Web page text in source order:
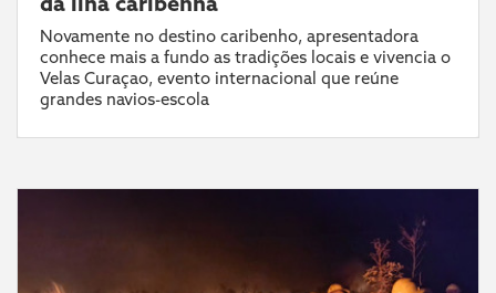
Novamente no destino caribenho, apresentadora
conhece mais a fundo as tradições locais e vivencia o
Velas Curaçao, evento internacional que reúne
grandes navios-escola